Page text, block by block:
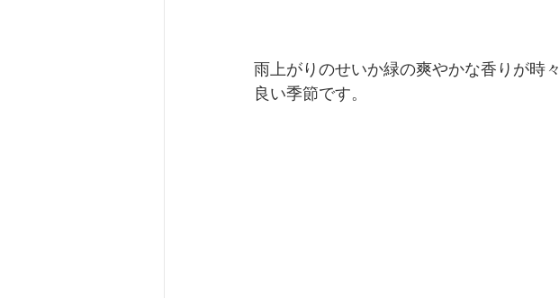
雨上がりのせいか緑の爽やかな香りが時
良い季節です。